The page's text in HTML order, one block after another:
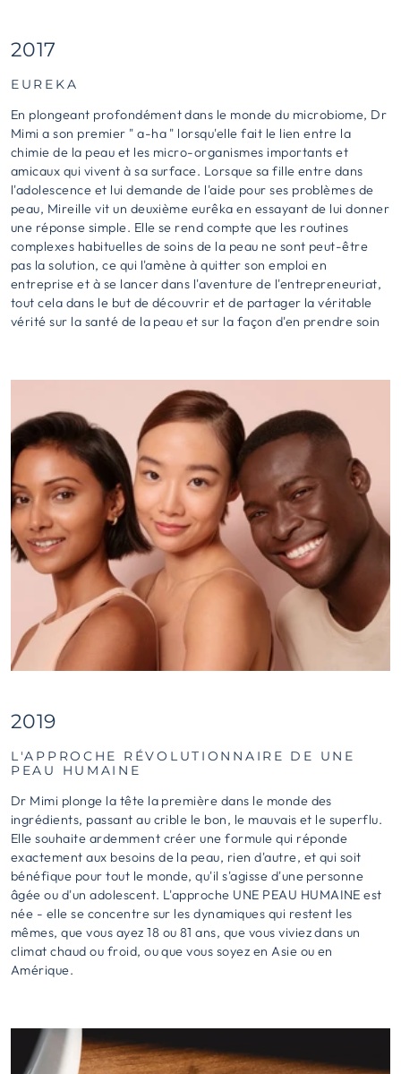
2017
EUREKA
En plongeant profondément dans le monde du microbiome, Dr
Mimi a son premier " a-ha " lorsqu'elle fait le lien entre la
chimie de la peau et les micro-organismes importants et
amicaux qui vivent à sa surface. Lorsque sa fille entre dans
l'adolescence et lui demande de l'aide pour ses problèmes de
peau, Mireille vit un deuxième eurêka en essayant de lui donner
une réponse simple. Elle se rend compte que les routines
complexes habituelles de soins de la peau ne sont peut-être
pas la solution, ce qui l'amène à quitter son emploi en
entreprise et à se lancer dans l'aventure de l'entrepreneuriat,
tout cela dans le but de découvrir et de partager la véritable
vérité sur la santé de la peau et sur la façon d'en prendre soin
2019
L'APPROCHE RÉVOLUTIONNAIRE DE UNE
PEAU HUMAINE
Dr Mimi plonge la tête la première dans le monde des
ingrédients, passant au crible le bon, le mauvais et le superflu.
Elle souhaite ardemment créer une formule qui réponde
exactement aux besoins de la peau, rien d'autre, et qui soit
bénéfique pour tout le monde, qu'il s'agisse d'une personne
âgée ou d'un adolescent. L'approche UNE PEAU HUMAINE est
née - elle se concentre sur les dynamiques qui restent les
mêmes, que vous ayez 18 ou 81 ans, que vous viviez dans un
climat chaud ou froid, ou que vous soyez en Asie ou en
Amérique.